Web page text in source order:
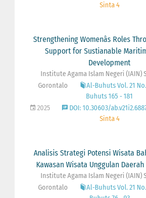
Sinta 4
Strengthening Womenâs Roles
Support for Sustianable
Development
Institute Agama Islam Negeri (IAIN)
Gorontalo
Al-Buhuts Vol. 21
Buhuts 165 - 181
2025
DOI: 10.30603/
Sinta 4
Analisis Strategi Potensi Wisata
Kawasan Wisata Unggulan
Institute Agama Islam Negeri (IAIN)
Gorontalo
Al-Buhuts Vol. 21